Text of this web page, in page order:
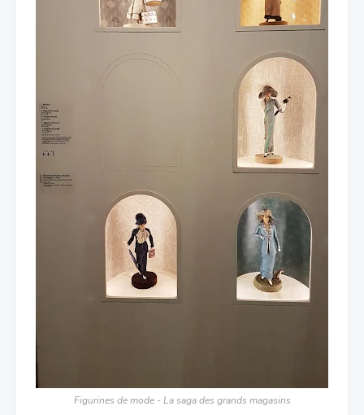
Figurines de mode - La saga des grands magasins